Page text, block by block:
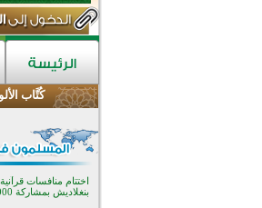
كُتَّاب
اختتام الدورة
تيسليتش تختتم برنامجا
القيم وبناء الشخصية
المسلمين
اختتام منافسات
بنغلاديش بمشاركة 3000 متسابق